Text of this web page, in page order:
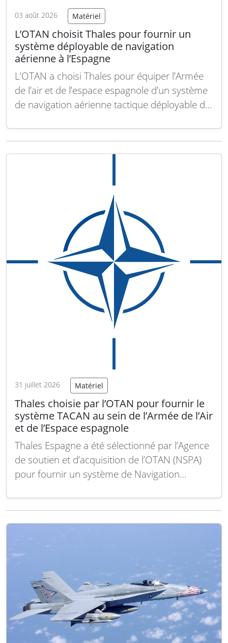
03 août 2026 Matériel
L’OTAN choisit Thales pour fournir un
système déployable de navigation
aérienne à l’Espagne
L’OTAN a choisi Thales pour équiper l’Armée
de l’air et de l’espace espagnole d’un système
de navigation aérienne tactique déployable de
l’Agence de soutien et d’acquisition de l’OTAN
31 juillet 2026 Matériel
Thales choisie par l’OTAN pour fournir le
système TACAN au sein de l’Armée de l’Air
et de l’Espace espagnole
Thales Espagne a été sélectionné par l’Agence
de soutien et d’acquisition de l’OTAN (NSPA)
pour fournir un système de Navigation
destiné à l’Armée de l’Air et de l’Espace
intégré, incluant la fourniture de pièces de…
Lire la suite